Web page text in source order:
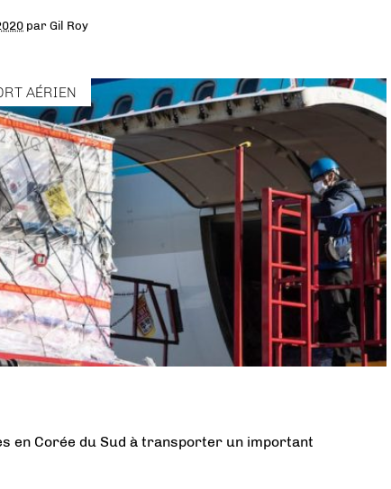
parGil Roy
AÉRIEN
en Corée du Sud à transporter un important